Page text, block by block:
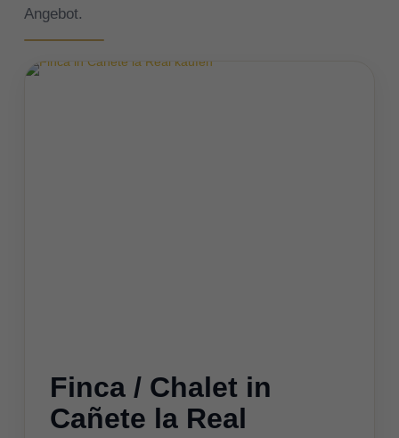
Angebot.
Finca / Chalet in
Cañete la Real